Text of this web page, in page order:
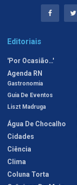
Editoriais
'Por Ocasião…'
Agenda RN
Gastronomia
Guia De Eventos
Liszt Madruga
Água De Chocalho
Cidades
Ciência
Clima
Coluna Torta